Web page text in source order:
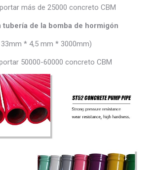
más de 25000 concreto CBM
tubería de la bomba de hormigón
* 4,5 mm * 3000mm)
50000-60000 concreto CBM